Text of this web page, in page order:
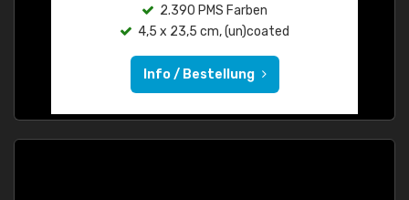
2.390 PMS Farben
4,5 x 23,5 cm, (un)coated
Info / Bestellung